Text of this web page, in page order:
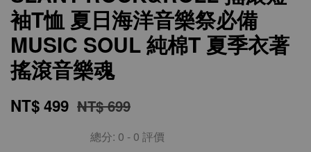
袖T恤 夏日海洋音樂祭必備
MUSIC SOUL 純棉T 夏季衣著
搖滾音樂魂
NT$ 499 NT$ 699
總分: 0 - 0 評價